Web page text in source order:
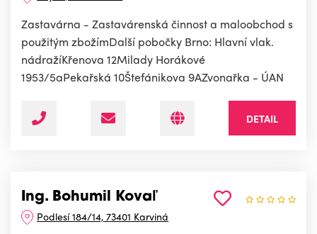
Zastavárna - Zastavárenská činnost a maloobchod s
použitým zbožímDalší pobočky Brno: Hlavní vlak.
nádražíKřenova 12Milady Horákové
1953/5aPekařská 10Štefánikova 9AZvonařka - ÚAN
DETAIL
Ing. Bohumil Kovaľ
Podlesí 184/14, 73401 Karviná